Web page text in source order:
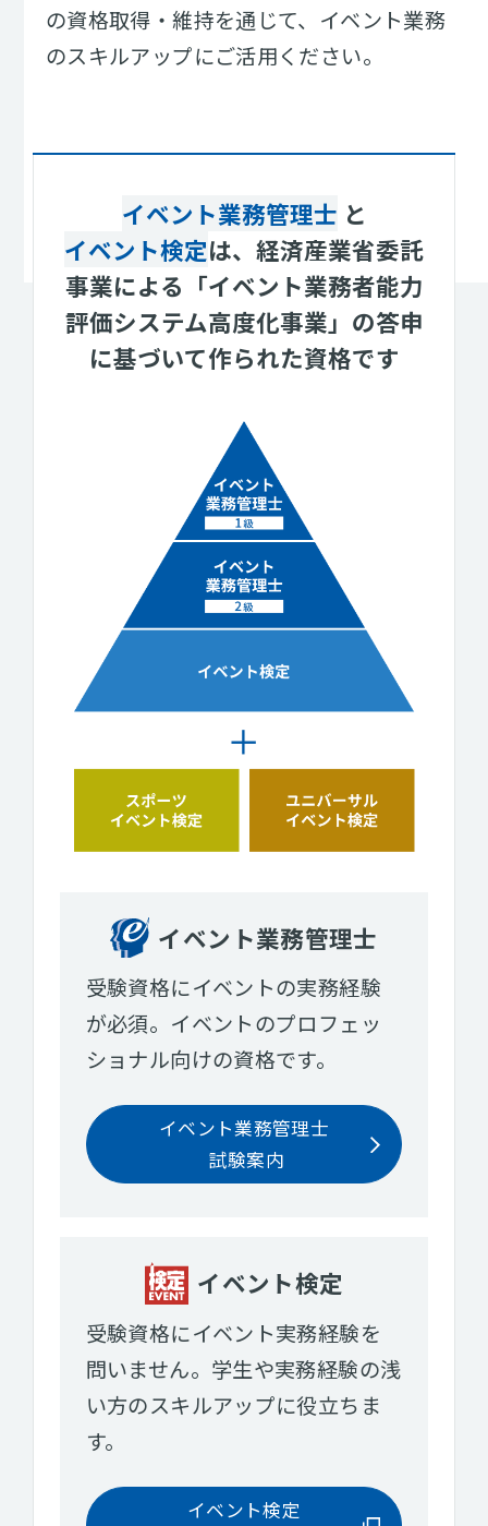
の資格取得・維持を通じて、イベント業務
のスキルアップにご活用ください。
イベント業務管理士 と
イベント検定は、経済産業省委託
事業による 「イベント業務者能力
評価システム高度化事業」の答申
に基づいて作られた資格です
イベント業務管理士
受験資格にイベントの実務経験
が必須。イベントのプロフェッ
ショナル向けの資格です。
イベント業務管理士
試験案内
イベント検定
受験資格にイベント実務経験を
問いません。学生や実務経験の浅
い方のスキルアップに役立ちま
す。
イベント検定